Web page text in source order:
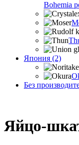
Bohemia
Япония (2)
Без
Яйцо-